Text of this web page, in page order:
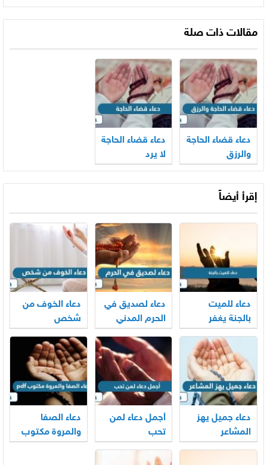
مقالات ذات صلة
دعاء قضاء الحاجة
والرزق
دعاء قضاء الحاجة
لا يرد
إقرأ أيضاً
دعاء للميت
بالجنة يغفر
ذنوبه ويضيء
دعاء لصديق في
الحرم المدني
والمكي
دعاء الخوف من
شخص
دعاء جميل يهز
المشاعر
أجمل دعاء لمن
تحب
دعاء الصفا
والمروة مكتوب